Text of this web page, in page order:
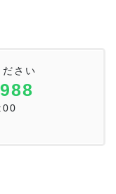
さい